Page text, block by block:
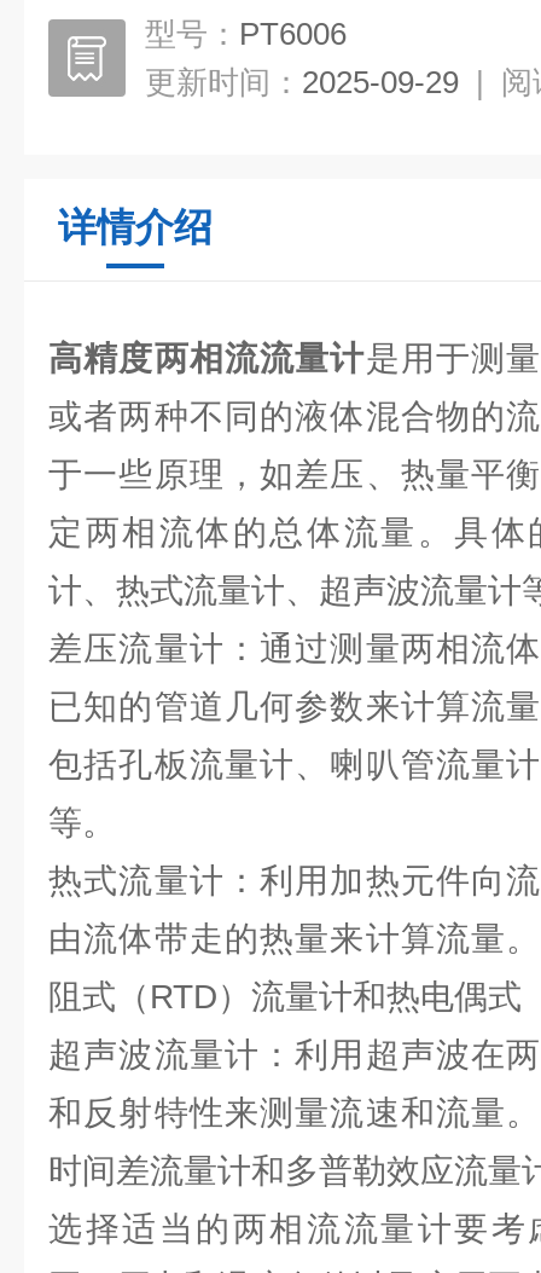
型号： PT6006
更新时间： 2025-09-29 | 阅
详情介绍
高精度两相流流量计是用于测
或者两种不同的液体混合物的
于一些原理，如差压、热量平
定两相流体的总体流量。具
计、热式流量计、超声波流量计
差压流量计：通过测量两相流
已知的管道几何参数来计算流
包括孔板流量计、喇叭管流量
等。
热式流量计：利用加热元件向
由流体带走的热量来计算流量
阻式（RTD）流量计和热电偶式
超声波流量计：利用超声波在
和反射特性来测量流速和流量
时间差流量计和多普勒效应流量
选择适当的两相流流量计要考